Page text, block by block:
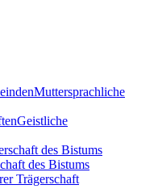
Muttersprachliche
Geistliche
des Bistums